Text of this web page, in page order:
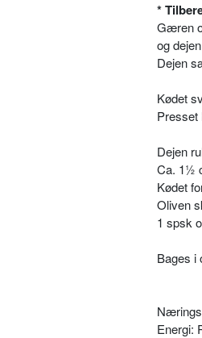
*
Gæren
og
Dejen
Kødet
Presset
Dejen
Ca. 1½
Kødet
Oliven
1 spsk
Bages i
Energi: